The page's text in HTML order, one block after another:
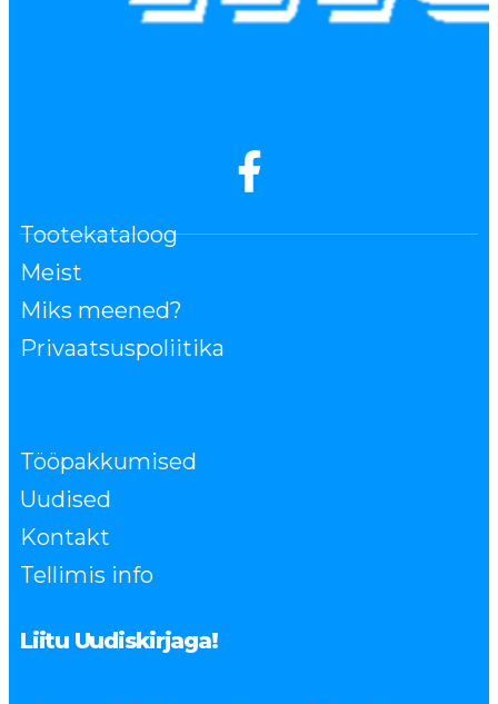
Tootekataloog
Meist
Miks meened?
Privaatsuspoliitika
Tööpakkumised
Uudised
Kontakt
Tellimis info
Liitu Uudiskirjaga!